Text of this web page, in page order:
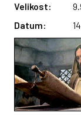
Velikost:
Datum: